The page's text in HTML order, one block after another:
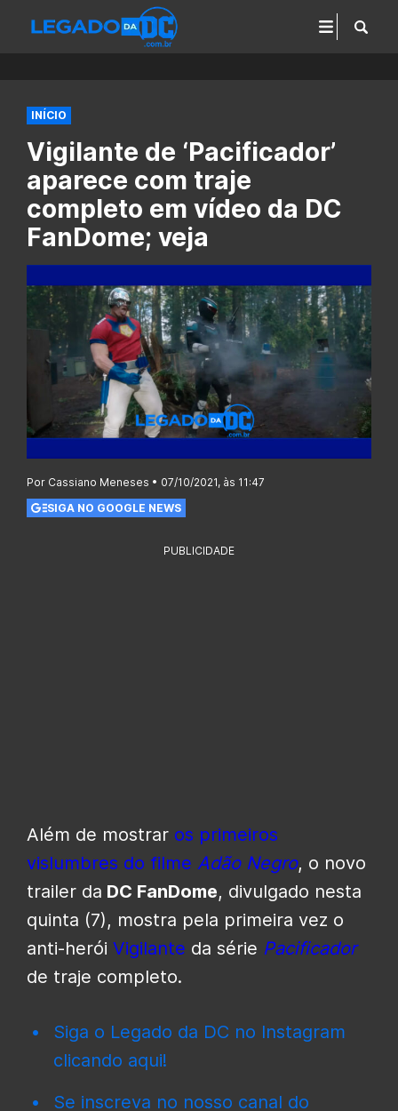
INÍCIO
Vigilante de ‘Pacificador’
aparece com traje
completo em vídeo da DC
FanDome; veja
Por Cassiano Meneses • 07/10/2021, às 11:47
SIGA NO GOOGLE NEWS
PUBLICIDADE
Além de mostrar os primeiros
vislumbres do filme Adão Negro, o novo
trailer da DC FanDome, divulgado nesta
quinta (7), mostra pela primeira vez o
anti-herói Vigilante da série Pacificador
de traje completo.
Siga o Legado da DC no Instagram
clicando aqui!
Se inscreva no nosso canal do